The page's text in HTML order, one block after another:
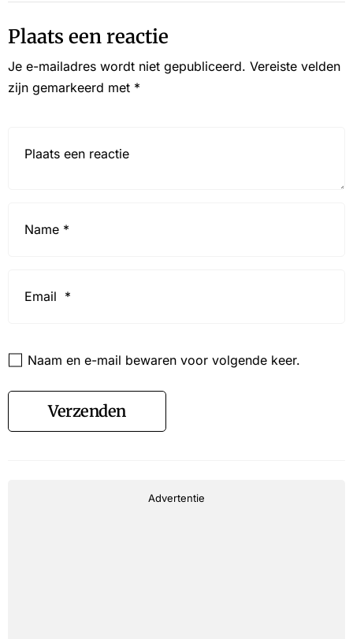
Plaats een reactie
Je e-mailadres wordt niet gepubliceerd. Vereiste velden
zijn gemarkeerd met *
Naam en e-mail bewaren voor volgende keer.
Verzenden
Advertentie